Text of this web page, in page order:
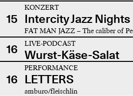
15
KONZERT
Intercity Jazz Nights
FAT MAN JAZZ – The caliber of
16 LIVE-PODCAST
Wurst-Käse-Salat
16
PERFORMANCE
LETTERS
amburo/fleischlin